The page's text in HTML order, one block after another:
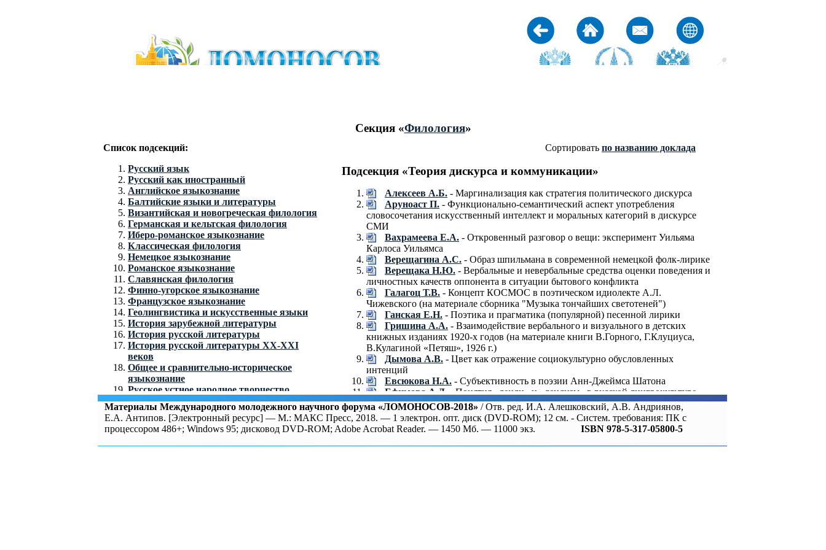
Секция «Филология»
Список подсекций:
Русский язык
Русский как иностранный
Английское языкознание
Балтийские языки и литературы
Византийская и новогреческая филология
Германская и кельтская филология
Иберо-романское языкознание
Классическая филология
Немецкое языкознание
Романское языкознание
Славянская филология
Финно-угорское языкознание
Французское языкознание
Геолингвистика и искусственные языки
История зарубежной литературы
История русской литературы
История русской литературы ХХ-XXI
веков
Общее и сравнительно-историческое
языкознание
Русское устное народное творчество
Теоретическая и прикладная лингвистика
Теория дискурса и коммуникации
Теория литературы
Теория языка и риторика
Филологическое исследование переводов
Сортировать по названию доклада
Подсекция «Теория дискурса и коммуникации»
Алексеев А.Б. - Маргинализация как стратегия политического дискурса
Аруноаст П. - Функционально-семантический аспект употребления
словосочетания искусственный интеллект и моральных категорий в дискурсе
СМИ
Вахрамеева Е.А. - Откровенный разговор о вещи: эксперимент Уильяма
Карлоса Уильямса
Верещагина А.С. - Образ шпильмана в современной немецкой фолк-лирике
Верещака Н.Ю. - Вербальные и невербальные средства оценки поведения и
личностных качеств оппонента в ситуации бытового конфликта
Галагоц Т.В. - Концепт КОСМОС в поэтическом идиолекте А.Л.
Чижевского (на материале сборника "Музыка тончайших светотеней")
Ганская Е.Н. - Поэтика и прагматика (популярной) песенной лирики
Гришина А.А. - Взаимодействие вербального и визуального в детских
книжных изданиях 1920-х годов (на материале книги В.Горного, Г.Клуциуса,
В.Кулагиной «Петяш», 1926 г.)
Дымова А.В. - Цвет как отражение социокультурно обусловленных
интенций
Евсюкова Н.А. - Субъективность в поэзии Анн-Джеймса Шатона
Ефимова А.Д.
- Понятия «денди» и «дендизм» в русской лингвокультуре
(на материале Национального корпуса русского языка)
Журавлева Д.О.- Способы вербализации аудиальных образов в
музыкальном дискурсе
публичной политической коммуникации
Материалы Международного молодежного научного форума «ЛОМОНОСОВ-2018» / Отв. ред. И.А. Алешковский, А.В. Андриянов,
Е.А. Антипов. [Электронный ресурс] — М.: МАКС Пресс, 2018. — 1 электрон. опт. диск (DVD-ROM); 12 см. - Систем. требования: ПК с
процессором 486+; Windows 95; дисковод DVD-ROM; Adobe Acrobat Reader. — 1450 Мб. — 11000 экз.
ISBN 978-5-317-05800-5